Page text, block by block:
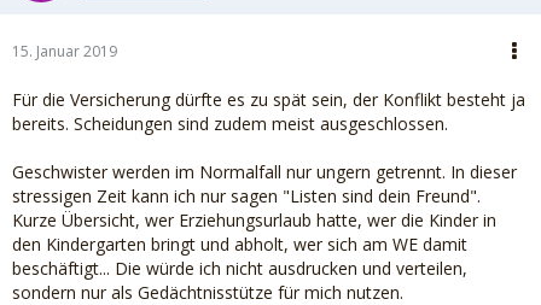
15. Januar 2019
Für die Versicherung dürfte es zu spät sein, der Konflikt besteht ja
bereits. Scheidungen sind zudem meist ausgeschlossen.
Geschwister werden im Normalfall nur ungern getrennt. In dieser
stressigen Zeit kann ich nur sagen "Listen sind dein Freund".
Kurze Übersicht, wer Erziehungsurlaub hatte, wer die Kinder in
den Kindergarten bringt und abholt, wer sich am WE damit
beschäftigt... Die würde ich nicht ausdrucken und verteilen,
sondern nur als Gedächtnisstütze für mich nutzen.